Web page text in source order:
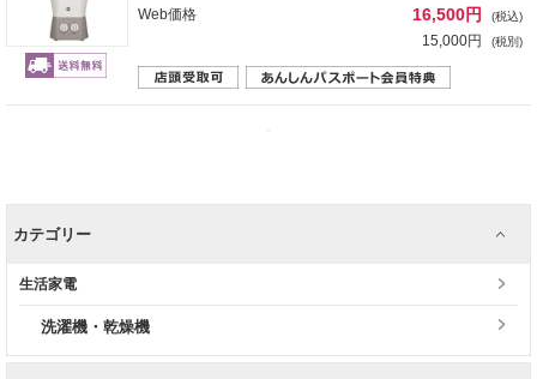
Web価格
16,500円 (税込)
15,000円 (税別)
カテゴリー
生活家電
洗濯機・乾燥機